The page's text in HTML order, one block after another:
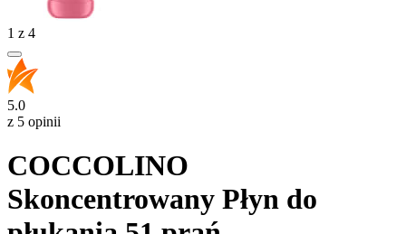
1 z 4
5.0
z 5 opinii
COCCOLINO
Skoncentrowany Płyn do